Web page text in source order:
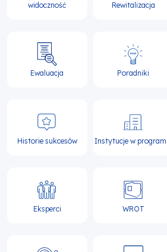
widoczność
Rewitalizacja
Ewaluacja Poradniki
Historie sukcesów Instytucje w
Eksperci WROT